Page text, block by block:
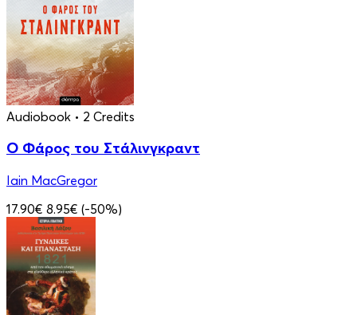
Audiobook • 2 Credits
Ο Φάρος του Στάλινγκραντ
Iain MacGregor
17.90€ 8.95€ (-50%)